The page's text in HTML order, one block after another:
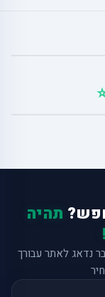
תהיה
נדאג לאתר עבורך